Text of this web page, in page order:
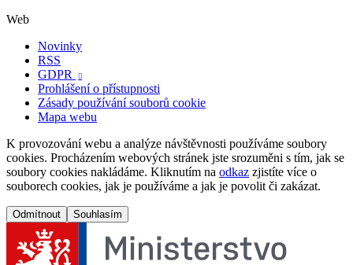
Web
Novinky
RSS
GDPR

Prohlášení o přístupnosti
Zásady používání souborů cookie
Mapa webu
K provozování webu a analýze návštěvnosti používáme soubory
cookies. Procházením webových stránek jste srozuměni s tím, jak se
soubory cookies nakládáme. Kliknutím na odkaz zjistíte více o
souborech cookies, jak je používáme a jak je povolit či zakázat.
Odmítnout Souhlasím